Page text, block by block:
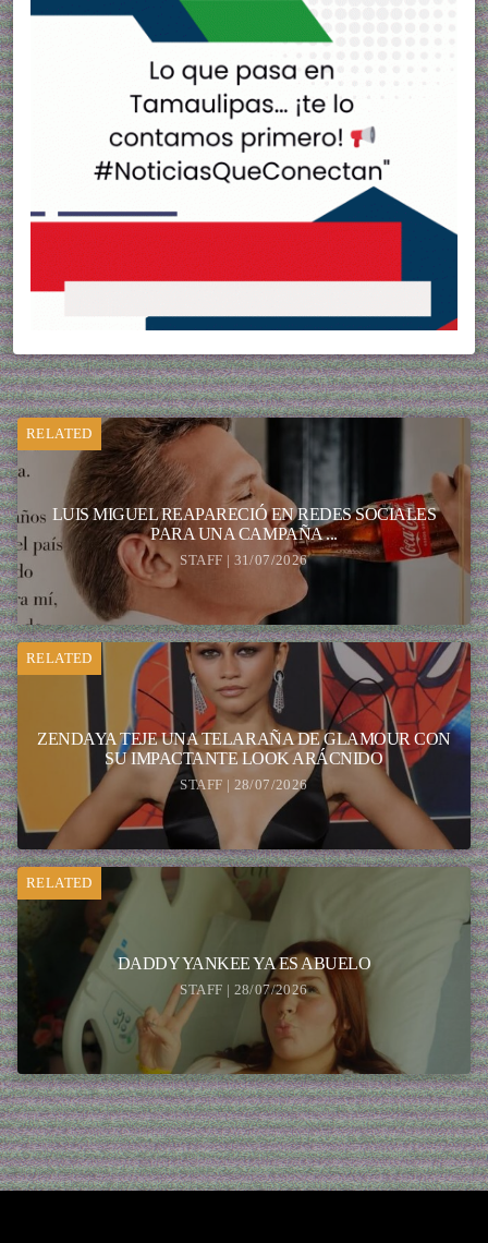
RELATED
LUIS MIGUEL REAPARECIÓ EN REDES SOCIALES
PARA UNA CAMPAÑA ...
STAFF | 31/07/2026
RELATED
ZENDAYA TEJE UNA TELARAÑA DE GLAMOUR CON
SU IMPACTANTE LOOK ARÁCNIDO
STAFF | 28/07/2026
RELATED
DADDY YANKEE YA ES ABUELO
STAFF | 28/07/2026